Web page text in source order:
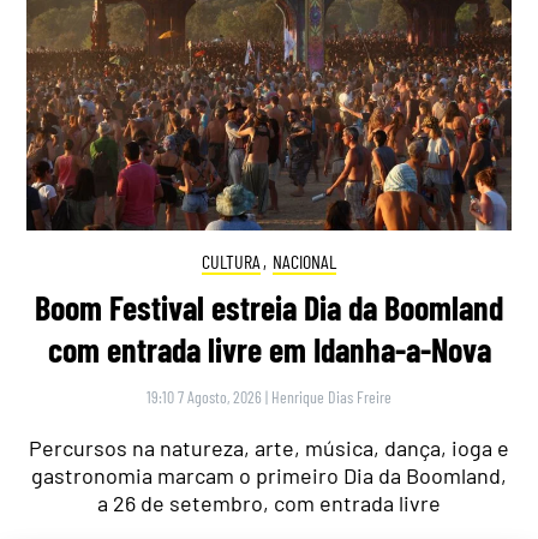
CULTURA , NACIONAL
Boom Festival estreia Dia da Boomland
com entrada livre em Idanha-a-Nova
19:10 7 Agosto, 2026 | Henrique Dias Freire
Percursos na natureza, arte, música, dança, ioga e
gastronomia marcam o primeiro Dia da Boomland,
a 26 de setembro, com entrada livre